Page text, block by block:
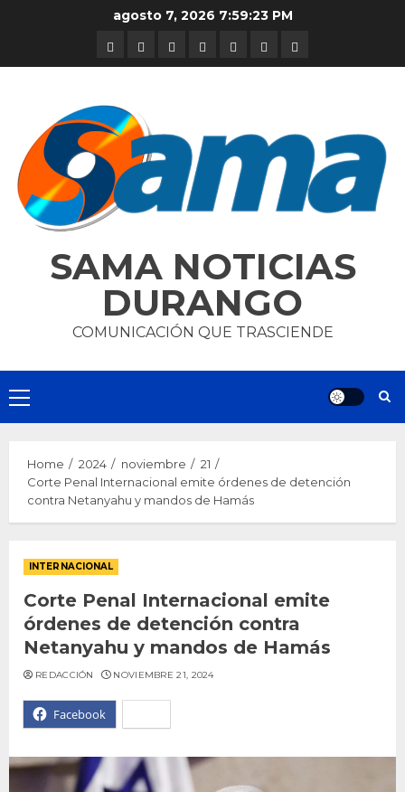
agosto 7, 2026 7:59:23 PM
DURANGO
NACIONAL
INTERNACIONAL
DEPORTES
ENTRETENIMIENTO
CIENCIA
Y
OPINION
SAMA NOTICIAS
DURANGO
COMUNICACIÓN QUE TRASCIENDE
Primary
Menu
Home 2024 noviembre
21
Corte Penal Internacional emite órdenes de detención
contra Netanyahu y mandos de Hamás
INTERNACIONAL
Corte Penal Internacional emite
órdenes de detención contra
Netanyahu y mandos de Hamás
Facebook
REDACCIÓN NOVIEMBRE 21, 2024